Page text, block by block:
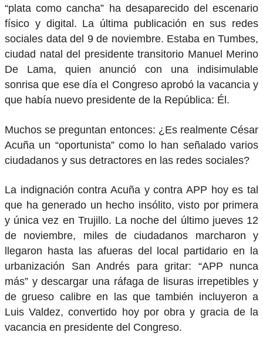
“plata como cancha” ha desaparecido del escenario
físico y digital. La última publicación en sus redes
sociales data del 9 de noviembre. Estaba en Tumbes,
ciudad natal del presidente transitorio Manuel Merino
De Lama, quien anunció con una indisimulable
sonrisa que ese día el Congreso aprobó la vacancia y
que había nuevo presidente de la República: Él.
Muchos se preguntan entonces: ¿Es realmente César
Acuña un “oportunista” como lo han señalado varios
ciudadanos y sus detractores en las redes sociales?
La indignación contra Acuña y contra APP hoy es tal
que ha generado un hecho insólito, visto por primera
y única vez en Trujillo. La noche del último jueves 12
de noviembre, miles de ciudadanos marcharon y
llegaron hasta las afueras del local partidario en la
urbanización San Andrés para gritar: “APP nunca
más” y descargar una ráfaga de lisuras irrepetibles y
de grueso calibre en las que también incluyeron a
Luis Valdez, convertido hoy por obra y gracia de la
vacancia en presidente del Congreso.